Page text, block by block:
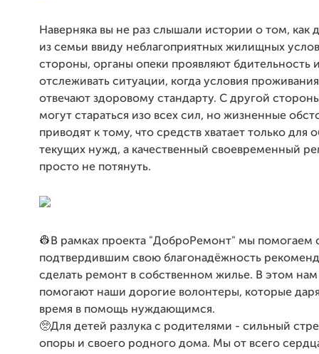
Наверняка вы не раз слышали истории о том, как
из семьи ввиду неблагоприятных жилищных
стороны, органы опеки проявляют бдительность
отслеживать ситуации, когда условия
отвечают здоровому стандарту. С другой
могут стараться изо всех сил, но жизненные
приводят к тому, что средств хватает только для
текущих нужд, а качественный своевременный
просто не потянуть.
👷В рамках проекта "ДоброРемонт" мы помогаем
подтвердившим свою благонадёжность
сделать ремонт в собственном жилье. В этом
помогают наши дорогие волонтеры, которые
время в помощь нуждающимся.
🥺Для детей разлука с родителями - сильный
опоры и своего родного дома. Мы от всего